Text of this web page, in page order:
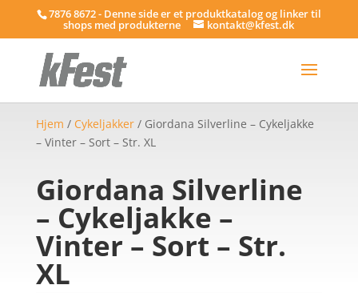
7876 8672 - Denne side er et produktkatalog og linker til
shops med produkterne kontakt@kfest.dk
Hjem / Cykeljakker/ Giordana Silverline – Cykeljakke
– Vinter – Sort – Str. XL
Giordana Silverline
– Cykeljakke –
Vinter – Sort – Str.
XL